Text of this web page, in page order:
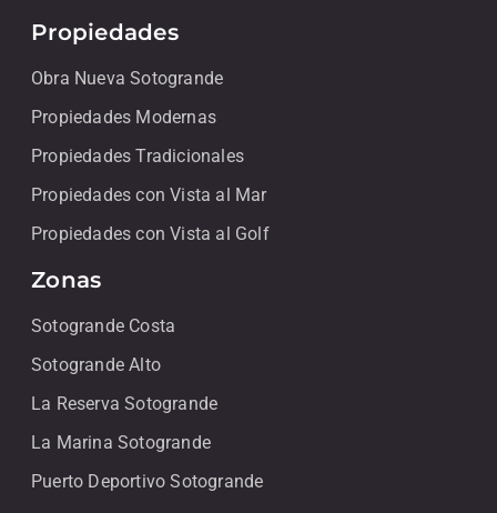
Propiedades
Obra Nueva Sotogrande
Propiedades Modernas
Propiedades Tradicionales
Propiedades con Vista al Mar
Propiedades con Vista al Golf
Zonas
Sotogrande Costa
Sotogrande Alto
La Reserva Sotogrande
La Marina Sotogrande
Puerto Deportivo Sotogrande